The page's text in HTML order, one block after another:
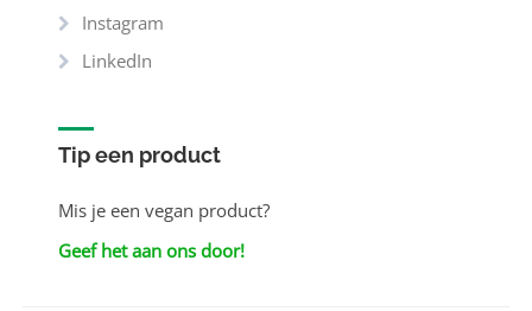
Instagram
LinkedIn
Tip een product
Mis je een vegan product?
Geef het aan ons door!